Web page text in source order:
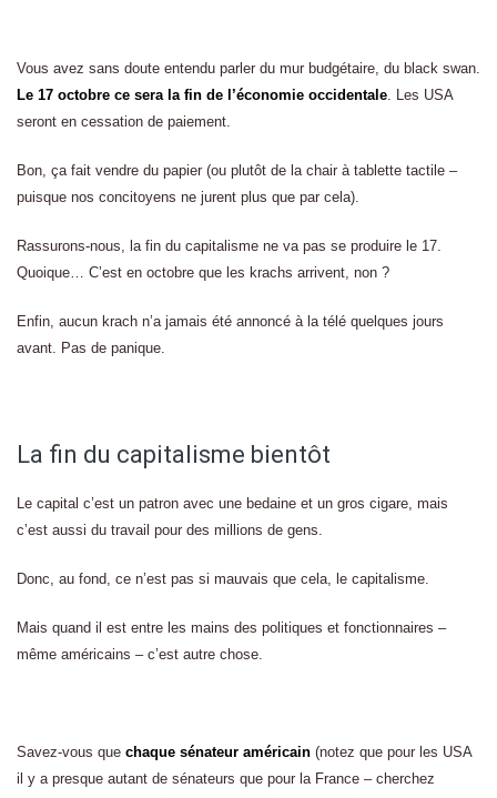
Vous avez sans doute entendu parler du mur budgétaire, du black swan.
Le 17 octobre ce sera la fin de l’économie occidentale. Les USA
seront en cessation de paiement.
Bon, ça fait vendre du papier (ou plutôt de la chair à tablette tactile –
puisque nos concitoyens ne jurent plus que par cela).
Rassurons-nous, la fin du capitalisme ne va pas se produire le 17.
Quoique… C’est en octobre que les krachs arrivent, non ?
Enfin, aucun krach n’a jamais été annoncé à la télé quelques jours
avant. Pas de panique.
La fin du capitalisme bientôt
Le capital c’est un patron avec une bedaine et un gros cigare, mais
c’est aussi du travail pour des millions de gens.
Donc, au fond, ce n’est pas si mauvais que cela, le capitalisme.
Mais quand il est entre les mains des politiques et fonctionnaires –
même américains – c’est autre chose.
Savez-vous que chaque sénateur américain (notez que pour les USA
il y a presque autant de sénateurs que pour la France – cherchez